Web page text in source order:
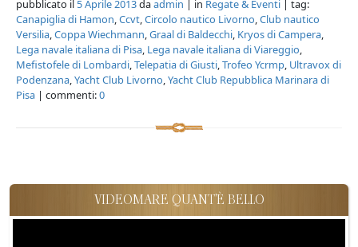
pubblicato il 5 Aprile 2013daadmin | in Regate & Eventi | tag:
Canapiglia di Hamon,Ccvt,Circolo nautico Livorno,Club nautico
Versilia,Coppa Wiechmann,Graal di Baldecchi, Kryos di Campera,
Lega navale italiana di Pisa, Lega navale italiana di Viareggio,
Mefistofele di Lombardi,Telepatia di Giusti,Trofeo Ycrmp, Ultravox di
Podenzana,Yacht Club Livorno,Yacht Club Repubblica Marinara di
Pisa | commenti:0
VIDEOMARE QUANT'È BELLO